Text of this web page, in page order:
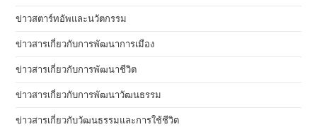
ข่าวสตาร์ทอัพและนวัตกรรม
ข่าวสารเกี่ยวกับการพัฒนาการเมือง
ข่าวสารเกี่ยวกับการพัฒนาชีวิต
ข่าวสารเกี่ยวกับการพัฒนาวัฒนธรรม
ข่าวสารเกี่ยวกับวัฒนธรรมและการใช้ชีวิต